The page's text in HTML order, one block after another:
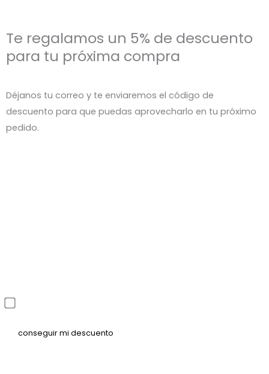
Te regalamos un 5% de descuento
para tu próxima compra
Déjanos tu correo y te enviaremos el código de
descuento para que puedas aprovecharlo en tu próximo
pedido.